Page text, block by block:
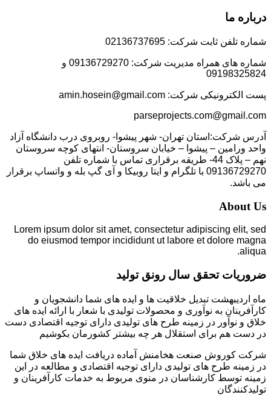
درباره ما
شماره تلفن ثابت شرکت: 02136737695
شماره های همراه مدیریت شرکت: 09136729270 و
09198325824
پست الکترونیکی شرکت: amin.hosein@gmail.com
parseprojects.com@gmail.com
آدرس شرکت:استان تهران- شهر پیشوا- روبروی درب دانشگاه آزاد
واحد ورامین – پیشوا – خیابان سروستان- انتهای کوچه سروستان
نهم – پلاک 44- طریقه برقراری تماس با شماره تلفن
09136729270 با تلگرام و ایتا روبیکا و آی گپ بله و واتساپ برقرار
می باشد.
About Us
Lorem ipsum dolor sit amet, consectetur adipiscing elit, sed
do eiusmod tempor incididunt ut labore et dolore magna
aliqua.
ضروریات تحقق سال رونق تولید
ماه اردیبهشت تبدیل خلاقیت ها و ایده های شما دانشجویان و
کارآفرینان به نوآوری و محصولات تولیدی با شعار با ارائه ایده های
خلاق و نوآور در زمینه طرح های تولیدی دارای توجیه اقتصادی دست
در دست هم برای استقلال هر چه بیشتر کشورمان بکوشیم
شرکت کوروش صنعت هخامنش آماده دریافت ایده های خلاق شما
در زمینه طرح های تولیدی دارای توجیه اقتصادی و مطالعه در این
زمینه توسط کارشناسان در منوی مربوط به خدمات کارآفرینان و
تولیدکنندگان